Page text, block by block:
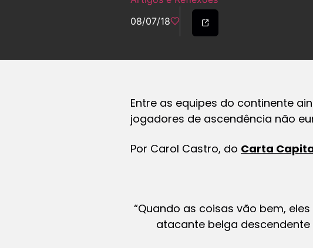
08/07/18
Entre as equipes do continente
jogadores de ascendência não
Por Carol Castro, do Carta
“Quando as coisas vão bem,
atacante belga descendente